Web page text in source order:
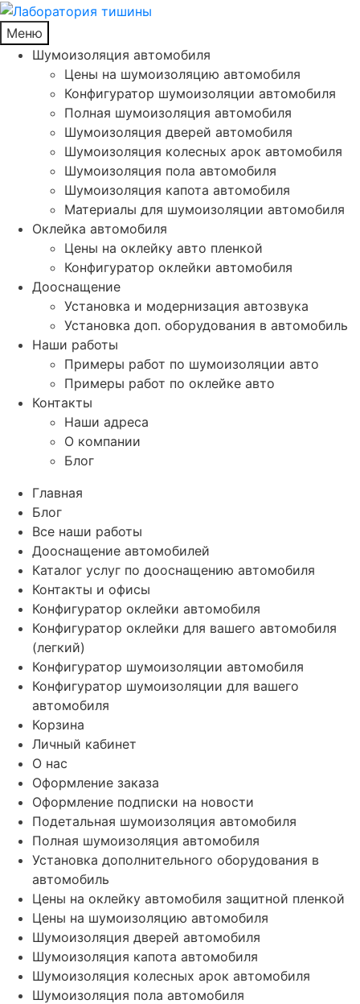
Меню
Шумоизоляция автомобиля
Цены на шумоизоляцию автомобиля
Конфигуратор шумоизоляции автомобиля
Полная шумоизоляция автомобиля
Шумоизоляция дверей автомобиля
Шумоизоляция колесных арок автомобиля
Шумоизоляция пола автомобиля
Шумоизоляция капота автомобиля
Материалы для шумоизоляции автомобиля
Оклейка автомобиля
Цены на оклейку авто пленкой
Конфигуратор оклейки автомобиля
Дооснащение
Установка и модернизация автозвука
Установка доп. оборудования в автомобиль
Наши работы
Примеры работ по шумоизоляции авто
Примеры работ по оклейке авто
Контакты
Наши адреса
О компании
Блог
Главная
Блог
Все наши работы
Дооснащение автомобилей
Каталог услуг по дооснащению автомобиля
Контакты и офисы
Конфигуратор оклейки автомобиля
Конфигуратор оклейки для вашего автомобиля
(легкий)
Конфигуратор шумоизоляции автомобиля
Конфигуратор шумоизоляции для вашего
автомобиля
Корзина
Личный кабинет
О нас
Оформление заказа
Оформление подписки на новости
Подетальная шумоизоляция автомобиля
Полная шумоизоляция автомобиля
Установка дополнительного оборудования в
автомобиль
Цены на оклейку автомобиля защитной пленкой
Цены на шумоизоляцию автомобиля
Шумоизоляция дверей автомобиля
Шумоизоляция капота автомобиля
Шумоизоляция колесных арок автомобиля
Шумоизоляция пола автомобиля